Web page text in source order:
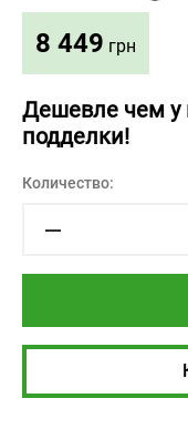
8 449 грн
Дешевле чем у
подделки!
Количество: